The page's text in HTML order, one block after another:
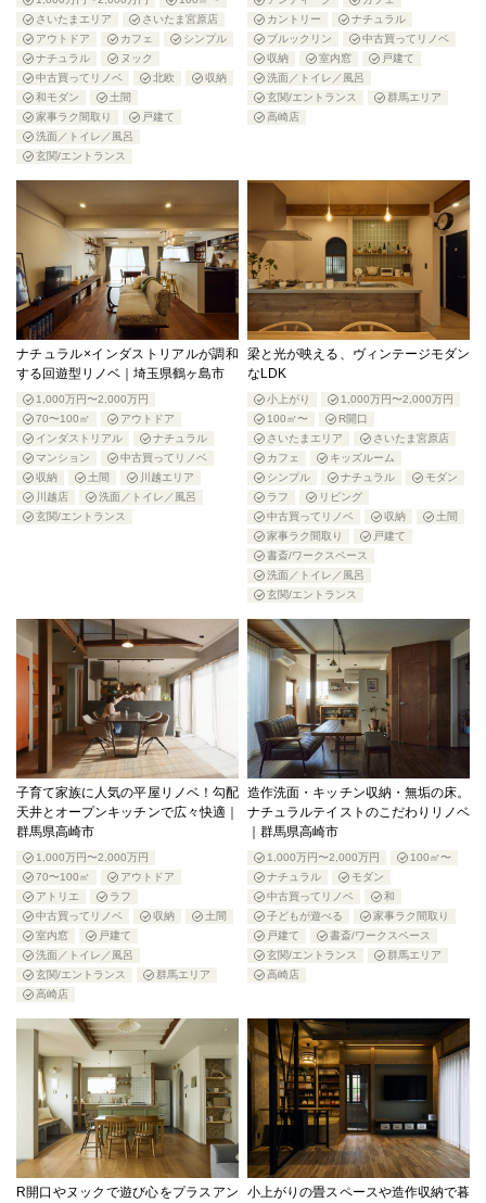
さいたまエリア
さいたま宮原店
アウトドア
カフェ
シンプル
ナチュラル
ヌック
中古買ってリノベ
北欧
収納
和モダン
土間
家事ラク間取り
戸建て
洗面／トイレ／風呂
玄関/エントランス
カントリー
ナチュラル
ブルックリン
中古買ってリノベ
収納
室内窓
戸建て
洗面／トイレ／風呂
玄関/エントランス
群馬エリア
高崎店
ナチュラル×インダストリアルが調和
する回遊型リノベ｜埼玉県鶴ヶ島市
1,000万円〜2,000万円
70〜100㎡
アウトドア
インダストリアル
ナチュラル
マンション
中古買ってリノベ
収納
土間
川越エリア
川越店
洗面／トイレ／風呂
玄関/エントランス
梁と光が映える、ヴィンテージモダン
なLDK
小上がり
1,000万円〜2,000万円
100㎡〜
R開口
さいたまエリア
さいたま宮原店
カフェ
キッズルーム
シンプル
ナチュラル
モダン
ラフ
リビング
中古買ってリノベ
収納
土間
家事ラク間取り
戸建て
書斎/ワークスペース
洗面／トイレ／風呂
玄関/エントランス
子育て家族に人気の平屋リノベ！勾配
天井とオープンキッチンで広々快適｜
群馬県高崎市
1,000万円〜2,000万円
70〜100㎡
アウトドア
アトリエ
ラフ
中古買ってリノベ
収納
土間
室内窓
戸建て
洗面／トイレ／風呂
玄関/エントランス
群馬エリア
高崎店
造作洗面・キッチン収納・無垢の床。
ナチュラルテイストのこだわりリノベ
｜群馬県高崎市
1,000万円〜2,000万円
100㎡〜
ナチュラル
モダン
中古買ってリノベ
和
子どもが遊べる
家事ラク間取り
戸建て
書斎/ワークスペース
玄関/エントランス
群馬エリア
高崎店
R開口やヌックで遊び心をプラスアン
小上がりの畳スペースや造作収納で暮